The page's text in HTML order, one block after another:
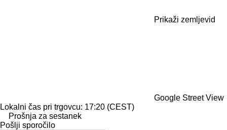
Prikaži zemljevid
Google Street View
Lokalni čas pri trgovcu: 17:20 (CEST)
Prošnja za sestanek
Pošlji sporočilo